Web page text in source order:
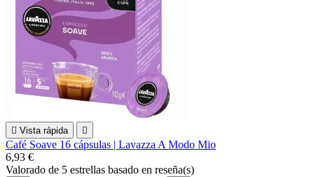
 Vista rápida 
Café Soave 16 cápsulas | Lavazza A Modo Mio
6,93 €
Valorado de 5 estrellas basado en reseña(s)